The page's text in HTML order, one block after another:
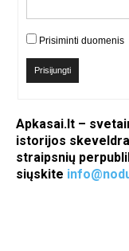
Prisiminti duomenis
Prisijungti
Apkasai.lt –
istorijos
straipsnių
siųskite